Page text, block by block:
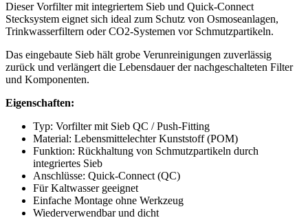
Dieser Vorfilter mit integriertem Sieb und Quick-Connect
Stecksystem eignet sich ideal zum Schutz von Osmoseanlagen,
Trinkwasserfiltern oder CO2-Systemen vor Schmutzpartikeln.
Das eingebaute Sieb hält grobe Verunreinigungen zuverlässig
zurück und verlängert die Lebensdauer der nachgeschalteten Filter
und Komponenten.
Eigenschaften:
Typ: Vorfilter mit Sieb QC / Push-Fitting
Material: Lebensmittelechter Kunststoff (POM)
Funktion: Rückhaltung von Schmutzpartikeln durch
integriertes Sieb
Anschlüsse: Quick-Connect (QC)
Für Kaltwasser geeignet
Einfache Montage ohne Werkzeug
Wiederverwendbar und dicht